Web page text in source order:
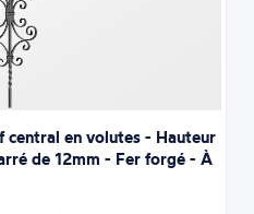
en volutes - Hauteur
de 12mm - Fer forgé - À